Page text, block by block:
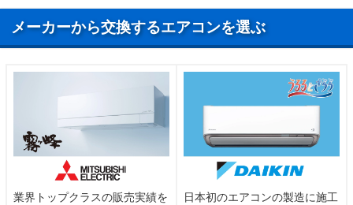
谷町線 阿倍野駅、文の里駅
メーカーから交換するエアコンを選ぶ
業界トップクラスの販売実績を
日本初のエアコンの製造に施工